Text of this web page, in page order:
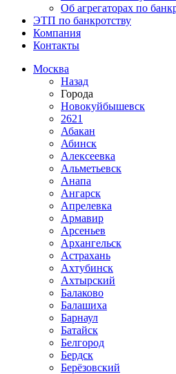
Об агрегаторах по
ЭТП по банкротству
Компания
Контакты
Москва
Назад
Города
Новокуйбышевск
2621
Абакан
Абинск
Алексеевка
Альметьевск
Анапа
Ангарск
Апрелевка
Армавир
Арсеньев
Архангельск
Астрахань
Ахтубинск
Ахтырский
Балаково
Балашиха
Барнаул
Батайск
Белгород
Бердск
Берёзовский